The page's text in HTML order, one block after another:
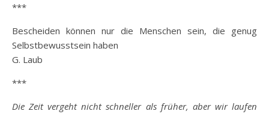
***
Bescheiden können nur die Menschen sein, die genug
Selbstbewusstsein haben
G. Laub
***
Die Zeit vergeht nicht schneller als früher, aber wir laufen